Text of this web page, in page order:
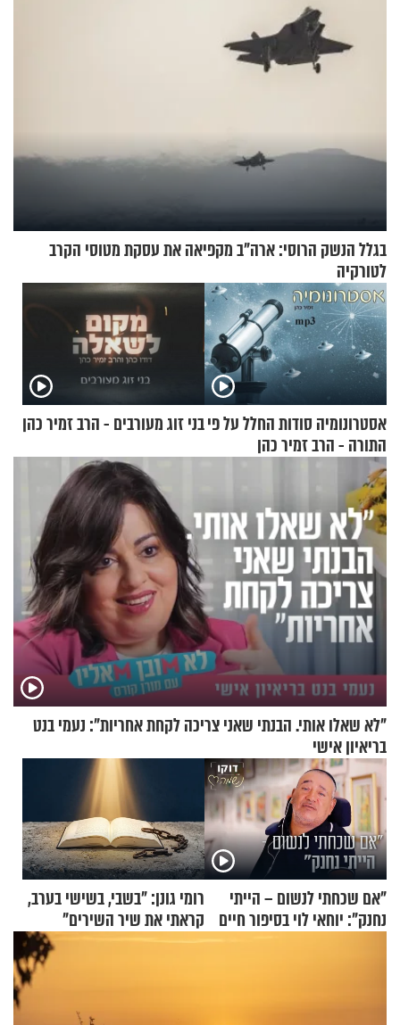
בגלל הנשק הרוסי: ארה"ב מקפיאה את עסקת מטוסי הקרב
לטורקיה
אסטרונומיה סודות החלל על פי
התורה - הרב זמיר כהן
בני זוג מעורבים - הרב זמיר כהן
"לא שאלו אותי. הבנתי שאני צריכה לקחת אחריות": נעמי בנט
בריאיון אישי
"אם שכחתי לנשום – הייתי
נחנק": יוחאי לוי בסיפור חיים
רומי גונן: "בשבי, בשישי בערב,
קראתי את שיר השירים"